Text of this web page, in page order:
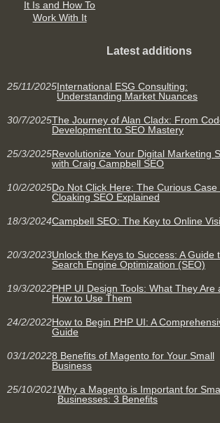
It Is and How To
Work With It
Latest additions
25/11/2025International ESG Consulting:
Understanding Market Nuances
30/7/2025The Journey of Alan Cladx: From
Development to SEO Mastery
25/3/2025Revolutionize Your Digital Marketing
with Craig Campbell SEO
10/2/2025Do Not Click Here: The Curious Case
Cloaking SEO Explained
18/3/2024Campbell SEO: The Key to Online
20/3/2023Unlock the Keys to Success: A Guide
Search Engine Optimization (SEO)
19/3/2022PHP UI Design Tools: What They Are
How to Use Them
24/2/2022How to Begin PHP UI: A
Guide
03/1/20228 Benefits of Magento for Your Small
Business
25/10/2021Why a Magento is Important for
Businesses: 3 Benefits